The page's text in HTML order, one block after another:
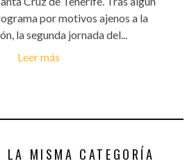
por motivos ajenos a la
la segunda jornada del...
Leer más
LA MISMA CATEGORÍA